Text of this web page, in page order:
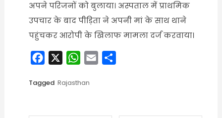
अपने परिजनों को बुलाया। अस्पताल में प्राथमिक
उपचार के बाद पीड़िता ने अपनी मां के साथ थाने
पहुंचकर आरोपी के खिलाफ मामला दर्ज करवाया।
Facebook WhatsApp
Email
Tagged Rajasthan